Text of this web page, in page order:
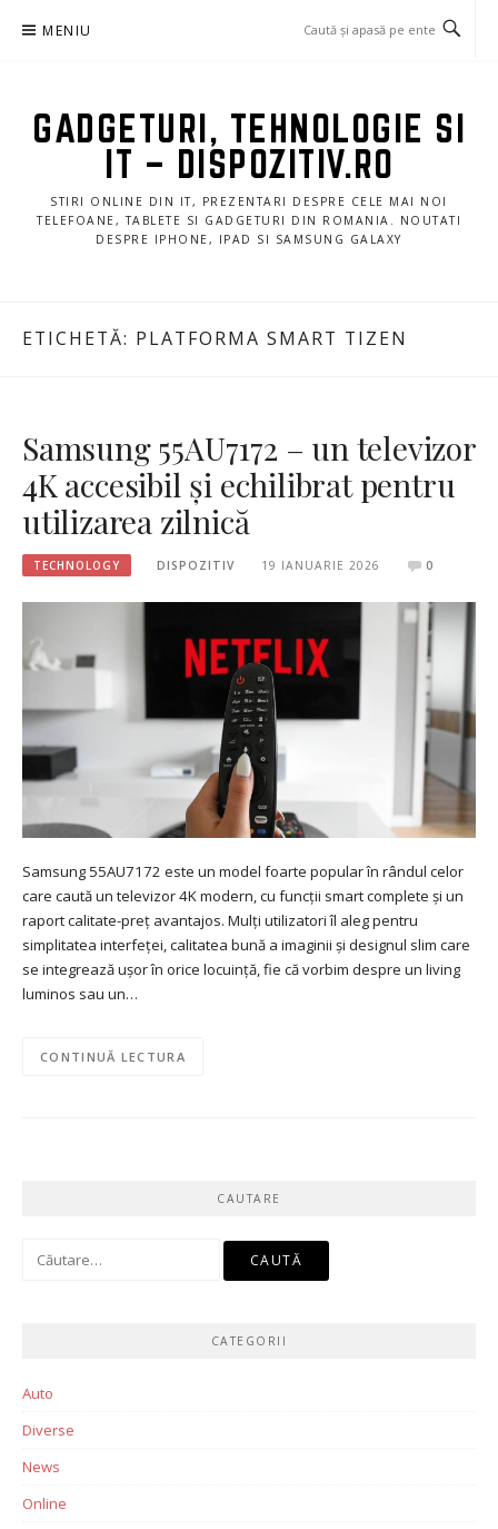
MENIU
GADGETURI, TEHNOLOGIE SI
IT – DISPOZITIV.RO
STIRI ONLINE DIN IT, PREZENTARI DESPRE CELE MAI NOI
TELEFOANE, TABLETE SI GADGETURI DIN ROMANIA. NOUTATI
DESPRE IPHONE, IPAD SI SAMSUNG GALAXY
ETICHETĂ: PLATFORMA SMART TIZEN
Samsung 55AU7172 – un televizor
4K accesibil și echilibrat pentru
utilizarea zilnică
TECHNOLOGY DISPOZITIV 19 IANUARIE 2026 0
Samsung 55AU7172 este un model foarte popular în rândul celor
care caută un televizor 4K modern, cu funcții smart complete și un
raport calitate-preț avantajos. Mulți utilizatori îl aleg pentru
simplitatea interfeței, calitatea bună a imaginii și designul slim care
se integrează ușor în orice locuință, fie că vorbim despre un living
luminos sau un…
CONTINUĂ LECTURA
CAUTARE
Caută
CATEGORII
Auto
Diverse
News
Online